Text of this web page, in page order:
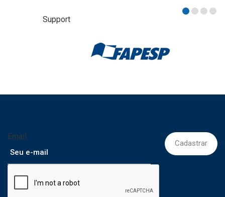
Support
Email